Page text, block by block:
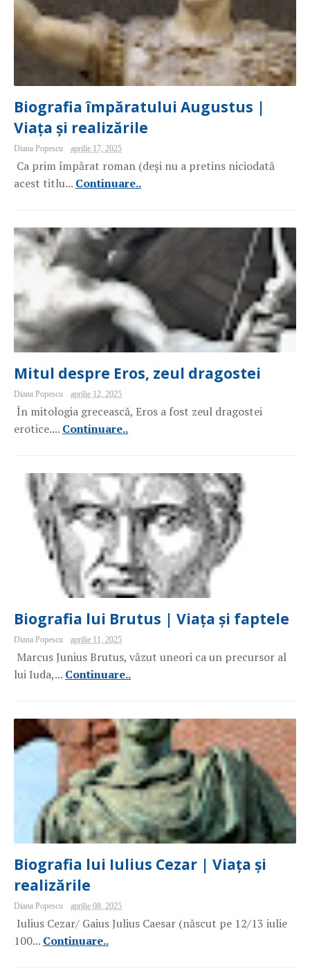
Biografia împăratului Augustus |
Viața și realizările
Diana Popescu aprilie 17, 2025
Ca prim împărat roman (deși nu a pretins niciodată
acest titlu... Continuare..
Mitul despre Eros, zeul dragostei
Diana Popescu aprilie 12, 2025
În mitologia grecească, Eros a fost zeul dragostei
erotice.... Continuare..
Biografia lui Brutus | Viața și faptele
Diana Popescu aprilie 11, 2025
Marcus Junius Brutus, văzut uneori ca un precursor al
lui Iuda,... Continuare..
Biografia lui Iulius Cezar | Viața și
realizările
Diana Popescu aprilie 08, 2025
Iulius Cezar/ Gaius Julius Caesar (născut pe 12/13 iulie
100... Continuare..